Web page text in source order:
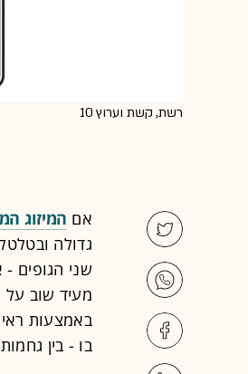
רשת, קשת וערוץ 10
אם המיזוג
גדולה
שני הגופים
מעיד שוב
באמצעות
בו - בין